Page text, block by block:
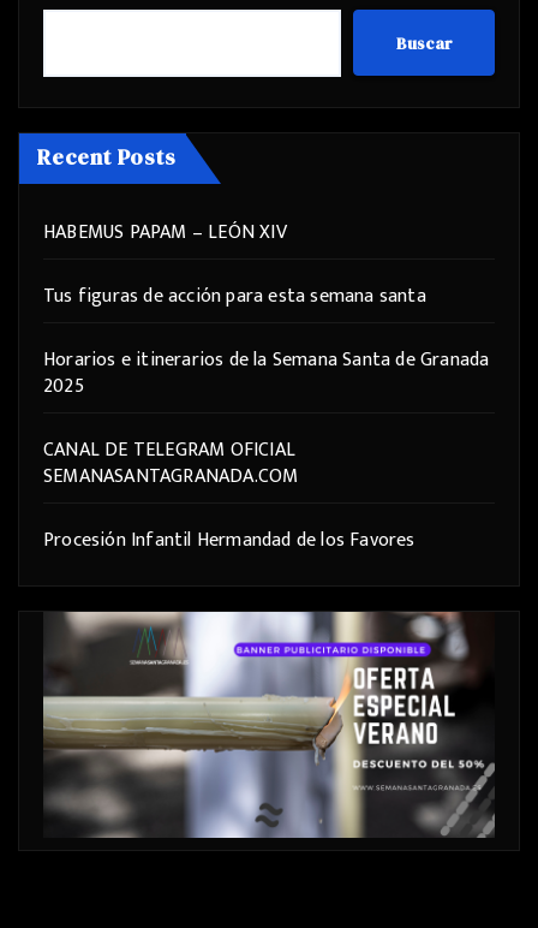
Buscar
Recent Posts
HABEMUS PAPAM – LEÓN XIV
Tus figuras de acción para esta semana santa
Horarios e itinerarios de la Semana Santa de Granada
2025
CANAL DE TELEGRAM OFICIAL
SEMANASANTAGRANADA.COM
Procesión Infantil Hermandad de los Favores